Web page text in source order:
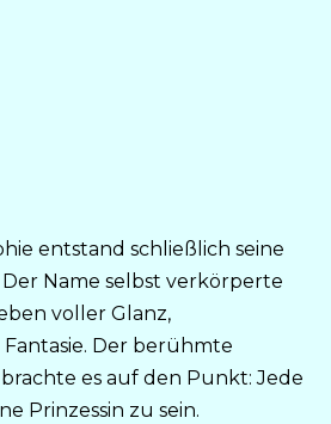
entstand schließlich seine
Der Name selbst verkörperte
voller Glanz,
Der berühmte
es auf den Punkt: Jede
Prinzessin zu sein.